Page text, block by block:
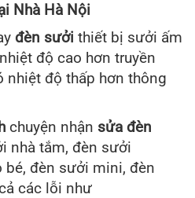
Nhà Hà Nội
đèn sưởi thiết bị sưởi ấm
độ cao hơn truyền
nhiệt độ thấp hơn thông
chuyện nhận sửa đèn
nhà tắm, đèn sưởi
bé, đèn sưởi mini, đèn
các lỗi như